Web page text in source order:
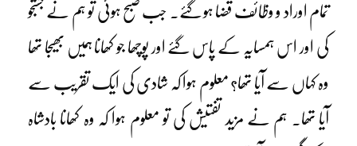
تمام اوراد و وظائف قضا ہو گئے۔ جب صبح ہوئی تو ہم نے جستجو
کی اور اس ہمسایہ کے پاس گئے اور پوچھا جو کھانا ہمیں بھیجا تھا
وہ کہاں سے آیا تھا؟ معلوم ہوا کہ شادی کی ایک تقریب سے
آیا تھا۔ ہم نے مزید تفتیش کی تو معلوم ہوا کہ وہ کھانا بادشاہ